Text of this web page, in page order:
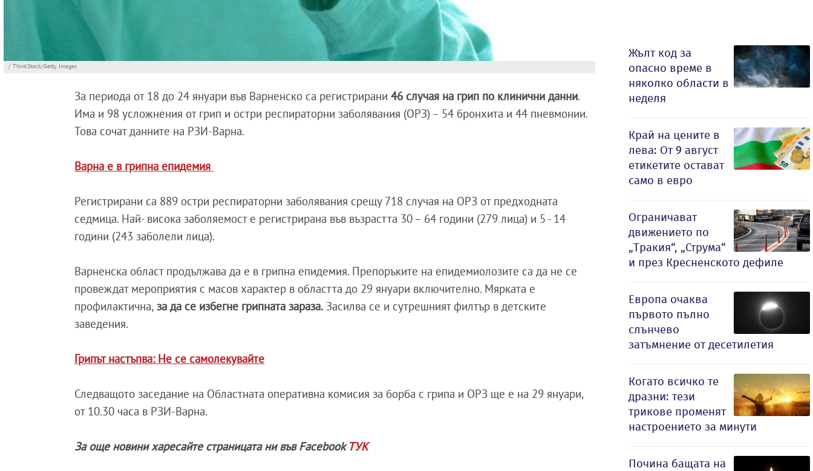
/ ThinkStock/Getty Images
За периода от 18 до 24 януари във Варненско са регистрирани 46 случая на грип по клинични данни.
Има и 98 усложнения от грип и остри респираторни заболявания (ОРЗ) – 54 бронхита и 44 пневмонии.
Това сочат данните на РЗИ-Варна.
Варна e в грипна епидемия
Регистрирани са 889 остри респираторни заболявания срещу 718 случая на ОРЗ от предходната
седмица. Най- висока заболяемост е регистрирана във възрастта 30 – 64 години (279 лица) и 5 - 14
години (243 заболели лица).
Варненска област продължава да е в грипна епидемия. Препоръките на епидемиолозите са да не се
провеждат мероприятия с масов характер в областта до 29 януари включително. Мярката е
профилактична, за да се избегне грипната зараза. Засилва се и сутрешният филтър в детските
заведения.
Грипът настъпва: Не се самолекувайте
Следващото заседание на Областната оперативна комисия за борба с грипа и ОРЗ ще е на 29 януари,
от 10.30 часа в РЗИ-Варна.
За още новини харесайте страницата ни във FacebookТУК
Жълт код за
опасно време в
няколко области в
неделя
Край на цените в
лева: От 9 август
етикетите остават
само в евро
Ограничават
движението по
„Тракия“, „Струма“
и през Кресненското дефиле
Европа очаква
първото пълно
слънчево
затъмнение от десетилетия
Когато всичко те
дразни: тези
трикове променят
настроението за минути
Почина бащата на